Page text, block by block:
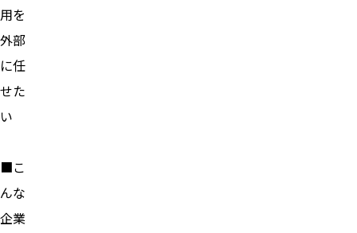
用を
外部
に任
せた
い
■こ
んな
企業